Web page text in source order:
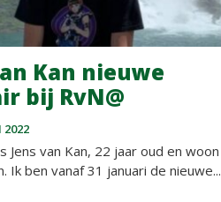
Kan nieuwe
bij RvN@
2022
Jens van Kan, 22 jaar oud en woon
Ik ben vanaf 31 januari de nieuwe...